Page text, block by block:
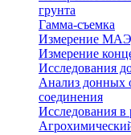
грунта
Гамма-съемка
Измерение
Измерение
Исследования
Анализ донных
соединения
Исследования